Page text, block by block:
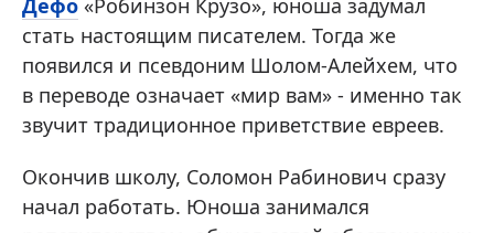
Дефо «Робинзон Крузо», юноша задумал
стать настоящим писателем. Тогда же
появился и псевдоним Шолом-Алейхем, что
в переводе означает «мир вам» - именно так
звучит традиционное приветствие евреев.
Окончив школу, Соломон Рабинович сразу
начал работать. Юноша занимался